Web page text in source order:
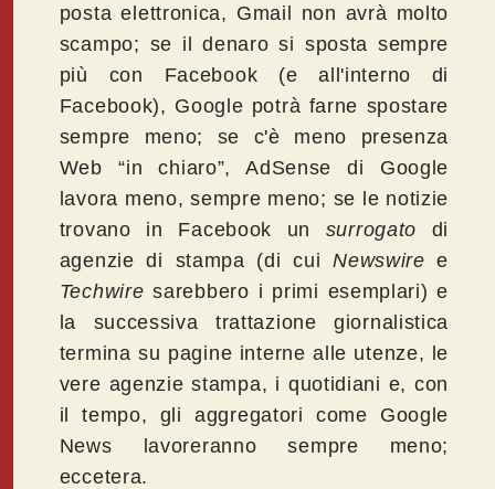
posta elettronica, Gmail non avrà molto
scampo; se il denaro si sposta sempre
più con Facebook (e all'interno di
Facebook), Google potrà farne spostare
sempre meno; se c'è meno presenza
Web “in chiaro”, AdSense di Google
lavora meno, sempre meno; se le notizie
trovano in Facebook un surrogato di
agenzie di stampa (di cuiNewswire e
Techwire sarebbero i primi esemplari) e
la successiva trattazione giornalistica
termina su pagine interne alle utenze, le
vere agenzie stampa, i quotidiani e, con
il tempo, gli aggregatori come Google
News lavoreranno sempre meno;
eccetera.